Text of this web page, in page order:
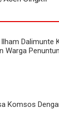
Dalimunte
Warga
Komsos